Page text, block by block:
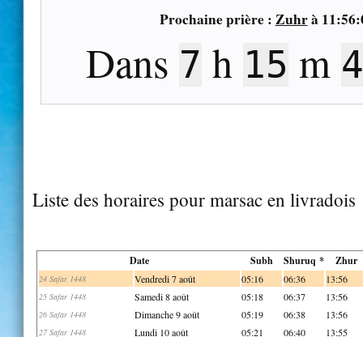
Prochaine prière : Zuhrà
Dans 7 h 15 m
Liste des horaires pour marsac en livradois
Date Subh Shuruq * Zhur
24 Safar 1448 Vendredi 7 août 05:16 06:36 13:56
25 Safar 1448 Samedi 8 août 05:18 06:37 13:56
26 Safar 1448 Dimanche 9 août 05:19 06:38 13:56
27 Safar 1448 Lundi 10 août 05:21 06:40 13:55